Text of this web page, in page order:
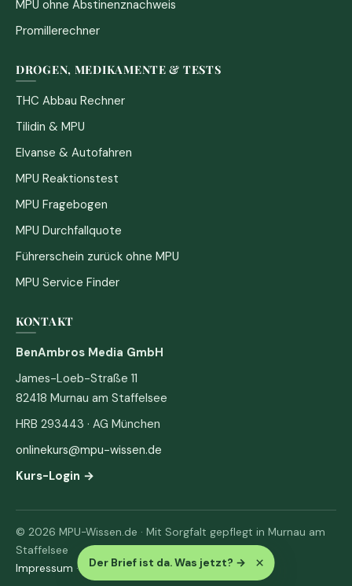
Der Brief ist da. Was jetzt? → ×
MPU ohne Abstinenznachweis
Promillerechner
DROGEN, MEDIKAMENTE & TESTS
THC Abbau Rechner
Tilidin & MPU
Elvanse & Autofahren
MPU Reaktionstest
MPU Fragebogen
MPU Durchfallquote
Führerschein zurück ohne MPU
MPU Service Finder
KONTAKT
BenAmbros Media GmbH
James-Loeb-Straße 11
82418 Murnau am Staffelsee
HRB 293443 · AG München
onlinekurs@mpu-wissen.de
Kurs-Login →
© 2026 MPU-Wissen.de · Mit Sorgfalt gepflegt in Murnau am
Staffelsee
Impressum · Datenschutz & AGB